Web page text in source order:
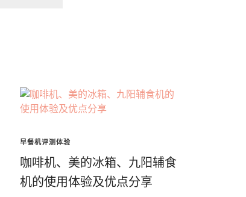
早餐机评测体验
咖啡机、美的冰箱、九阳辅食
机的使用体验及优点分享